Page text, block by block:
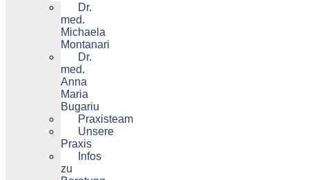
Dr.
med.
Michaela
Montanari
Dr.
med.
Anna
Maria
Bugariu
Praxisteam
Unsere
Praxis
Infos
zu